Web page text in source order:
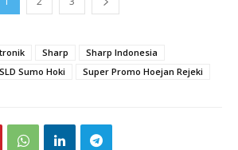
Sharp
Sharp Indonesia
SLD Sumo Hoki Super Promo Hoejan Rejeki